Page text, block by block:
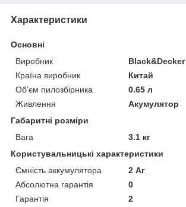
Характеристики
Основні
Виробник
Black&Decker
Країна виробник
Китай
Об'єм пилозбірника
0.65 л
Живлення
Акумулятор
Габаритні розміри
Вага
3.1 кг
Користувальницькі характеристики
Ємність аккумулятора
2 Аг
Абсолютна гарантія
0
Гарантія
2